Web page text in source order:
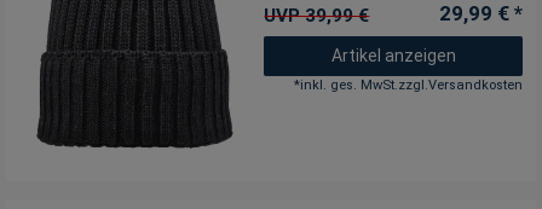
UVP 39,99 € 29,99 € *
Artikel anzeigen
*inkl. ges. MwSt.zzgl.Versandkosten